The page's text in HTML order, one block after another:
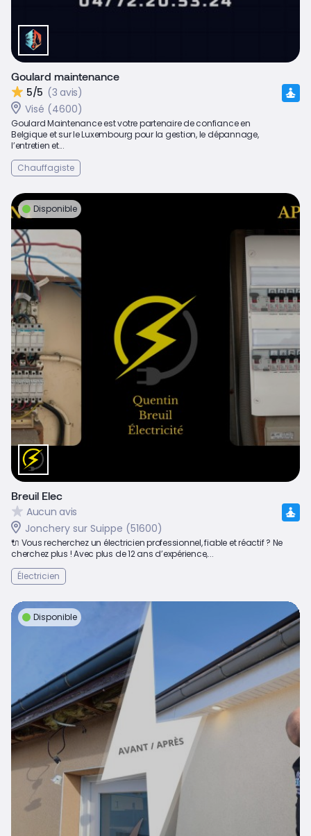
Goulard maintenance
5/5 (3 avis)
Visé (4600)
Goulard Maintenance est votre partenaire de confiance en
Belgique et sur le Luxembourg pour la gestion, le dépannage,
l’entretien et...
Chauffagiste
Disponible
Breuil Elec
Aucun avis
Jonchery sur Suippe (51600)
🔌 Vous recherchez un électricien professionnel, fiable et réactif ? Ne
cherchez plus ! Avec plus de 12 ans d’expérience,...
Électricien
Disponible